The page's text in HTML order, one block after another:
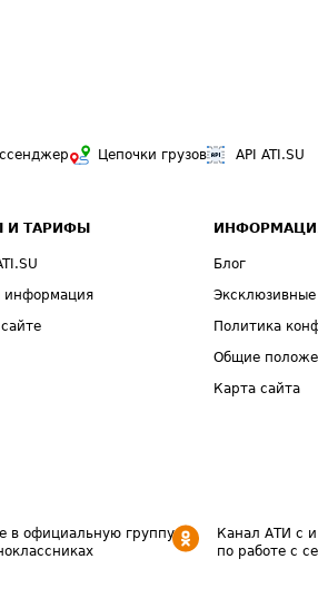
Цепочки грузов API ATI.SU
И ТАРИФЫ
информация
Блог
Политика
Общие
Карта сайта
в официальную группу
Канал АТИ с
по работе с